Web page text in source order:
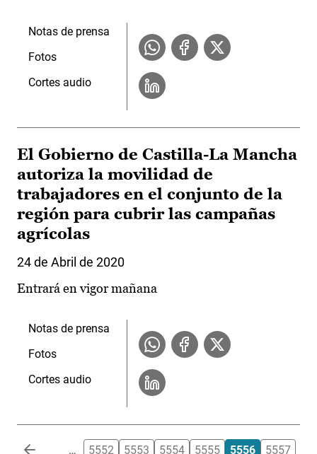
Notas de prensa
Fotos
Cortes audio
El Gobierno de Castilla-La Mancha
autoriza la movilidad de
trabajadores en el conjunto de la
región para cubrir las campañas
agrícolas
24 de Abril de 2020
Entrará en vigor mañana
Notas de prensa
Fotos
Cortes audio
Paginación … 5552 5553 5554 5555 5556
5557